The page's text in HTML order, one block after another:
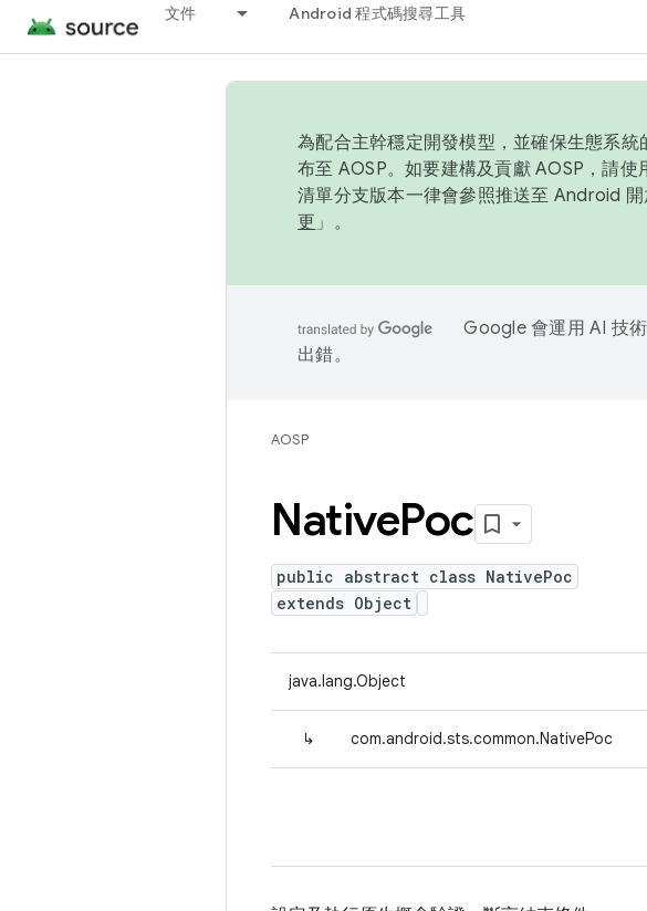
文件 Android 程式碼搜尋工具
為配合主幹穩定開發模型，並確保生態系
布至 AOSP。如要建構及貢獻 AOSP，請使
清單分支版本一律會參照推送至 Android
更 」。
Google 會運用 AI 技
出錯。
AOSP
NativePoc
public abstract class NativePoc
extends Object
java.lang.Object
↳ com.android.sts.common.NativePoc